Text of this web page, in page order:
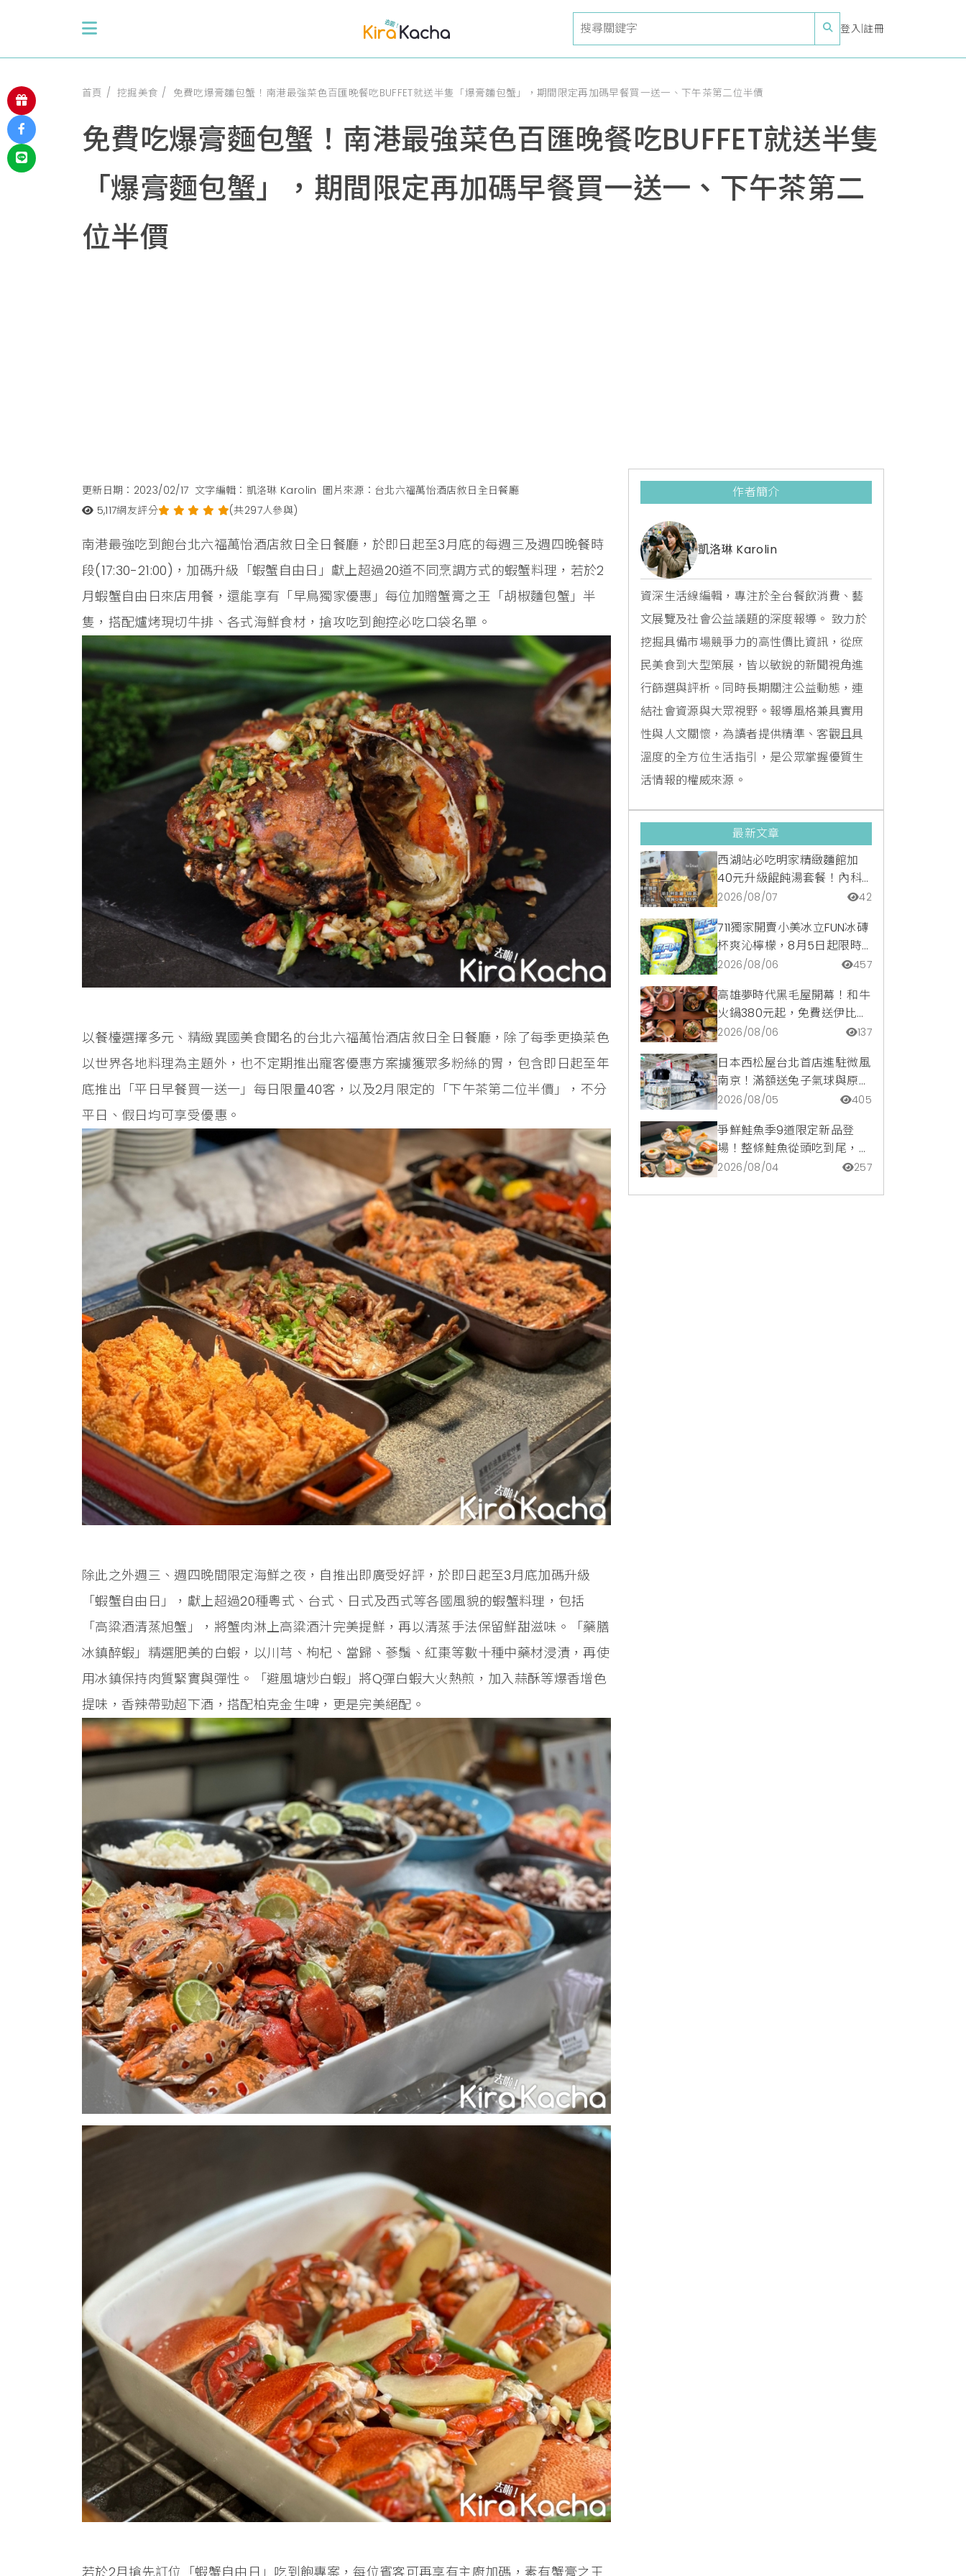
登入 註冊
首頁 挖掘美食 免費吃爆膏麵包蟹！南港最強菜色百匯晚餐吃BUFFET就送半隻「爆膏麵包蟹」，期間限定再加碼早餐買一送一、下午茶第二位半價
免費吃爆膏麵包蟹！南港最強菜色百匯晚餐吃BUFFET就送半隻
「爆膏麵包蟹」，期間限定再加碼早餐買一送一、下午茶第二
位半價
更新日期：2023/02/17 文字編輯：凱洛琳 Karolin 圖片來源：台北六福萬怡酒店敘日全日餐廳
5,117網友評分 (共297人參與)
南港最強吃到飽台北六福萬怡酒店敘日全日餐廳，於即日起至3月底的每週三及週四晚餐時
段(17:30-21:00)，加碼升級「蝦蟹自由日」獻上超過20道不同烹調方式的蝦蟹料理，若於2
月蝦蟹自由日來店用餐，還能享有「早鳥獨家優惠」每位加贈蟹膏之王「胡椒麵包蟹」半
隻，搭配爐烤現切牛排、各式海鮮食材，搶攻吃到飽控必吃口袋名單。
以餐檯選擇多元、精緻異國美食聞名的台北六福萬怡酒店敘日全日餐廳，除了每季更換菜色
以世界各地料理為主題外，也不定期推出寵客優惠方案擄獲眾多粉絲的胃，包含即日起至年
底推出「平日早餐買一送一」每日限量40客，以及2月限定的「下午茶第二位半價」，不分
平日、假日均可享受優惠。
除此之外週三、週四晚間限定海鮮之夜，自推出即廣受好評，於即日起至3月底加碼升級
「蝦蟹自由日」，獻上超過20種粵式、台式、日式及西式等各國風貌的蝦蟹料理，包括
「高粱酒清蒸旭蟹」，將蟹肉淋上高粱酒汁完美提鮮，再以清蒸手法保留鮮甜滋味。「藥膳
冰鎮醉蝦」精選肥美的白蝦，以川芎、枸杞、當歸、蔘鬚、紅棗等數十種中藥材浸漬，再使
用冰鎮保持肉質緊實與彈性。「避風塘炒白蝦」將Q彈白蝦大火熱煎，加入蒜酥等爆香增色
提味，香辣帶勁超下酒，搭配柏克金生啤，更是完美絕配。
若於2月搶先訂位「蝦蟹自由日」吃到飽專案，每位賓客可再享有主廚加碼，素有蟹膏之王
作者簡介
凱洛琳 Karolin
資深生活線編輯，專注於全台餐飲消費、藝
文展覽及社會公益議題的深度報導。 致力於
挖掘具備市場競爭力的高性價比資訊，從庶
民美食到大型策展，皆以敏銳的新聞視角進
行篩選與評析。同時長期關注公益動態，連
結社會資源與大眾視野。報導風格兼具實用
性與人文關懷，為讀者提供精準、客觀且具
溫度的全方位生活指引，是公眾掌握優質生
活情報的權威來源。
最新文章
西湖站必吃明家精緻麵館加
40元升級餛飩湯套餐！內科
隱藏版爆汁臭豆腐麵與牛肉麵
2026/08/07 42
711獨家開賣小美冰立FUN冰磚
杯爽沁檸檬，8月5日起限時
嚐鮮價39元特調咖啡氣泡水
2026/08/06 457
高雄夢時代黑毛屋開幕！和牛
火鍋380元起，免費送伊比利
豬再享青森蘋果冰淇淋加購
2026/08/06 137
日本西松屋台北首店進駐微風
南京！滿額送兔子氣球與原創
托特包，指定夏裝享8折優惠
2026/08/05 405
爭鮮鮭魚季9道限定新品登
場！整條鮭魚從頭吃到尾，鹹
甜鮭魚卵霜淇淋開吃，滿額再
2026/08/04 257